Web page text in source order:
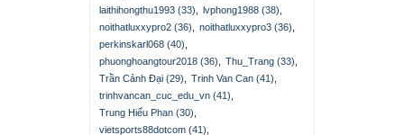
laithihongthu1993 (33)
lvphong1988 (38)
noithatluxxypro2 (36)
noithatluxxypro3 (36)
perkinskarl068 (40)
phuonghoangtour2018 (36)
Thu_Trang (33)
Trần Cảnh Đại (29)
Trinh Van Can (41)
trinhvancan_cuc_edu_vn (41)
Trung Hiếu Phan (30)
vietsports88dotcom (41)